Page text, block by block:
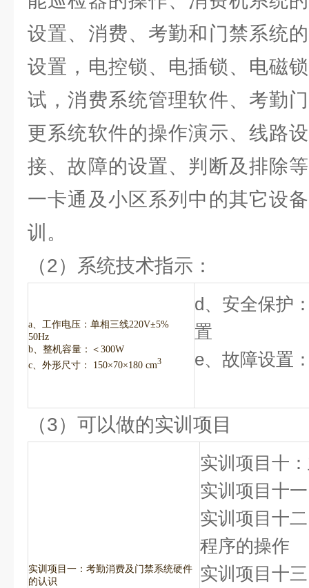
设置、消费、考勤和门禁系统
设置，电控锁、电插锁、电磁
试，消费系统管理软件、考勤
更系统软件的操作演示、线路
接、故障的设置、判断及排除
一卡通及小区系列中的其它设
训。
（2）系统技术指示：
a、工作电压：单相三线220V±5%
50Hz
b、整机容量：＜300W
c、外形尺寸： 150×70×180 cm3
d、安全保护
置
e、故障设置
（3）可以做的实训项目
实训项目一：考勤消费及门禁系统硬件
的认识
实训项目十
实训项目十
实训项目十
程序的操作
实训项目十